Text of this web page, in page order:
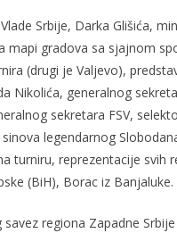
Srbije, Darka Glišića,
mapi gradova sa sjajnom
(drugi je Valjevo),
Nikolića, generalnog
sekretara FSV,
legendarnog
turniru, reprezentacije svih
(BiH), Borac iz Banjaluke.
savez regiona Zapadne